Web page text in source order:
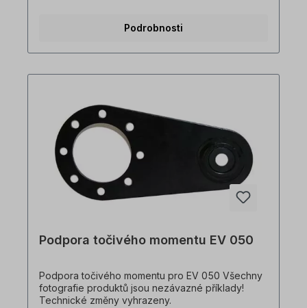
Podrobnosti
Podpora točivého momentu EV 050
Podpora točivého momentu pro EV 050 Všechny
fotografie produktů jsou nezávazné příklady!
Technické změny vyhrazeny.